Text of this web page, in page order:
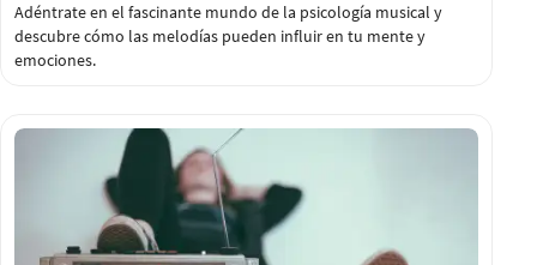
Adéntrate en el fascinante mundo de la psicología musical y
descubre cómo las melodías pueden influir en tu mente y
emociones.